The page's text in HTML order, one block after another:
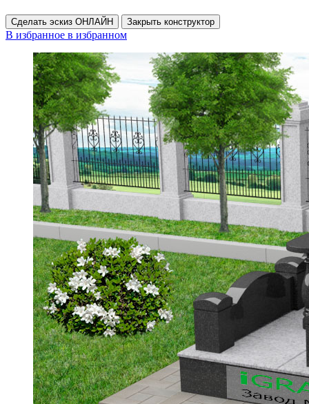
Сделать эскиз ОНЛАЙН Закрыть конструктор
В избранное в избранном